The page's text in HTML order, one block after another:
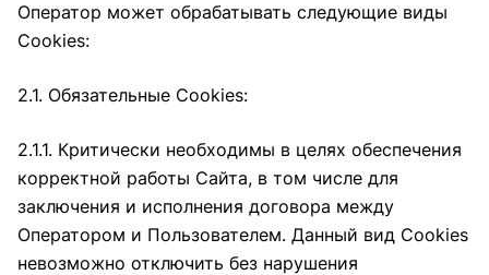
Оператор может обрабатывать следующие виды
Cookies:
2.1. Обязательные Cookies:
2.1.1. Критически необходимы в целях обеспечения
корректной работы Сайта, в том числе для
заключения и исполнения договора между
Оператором и Пользователем. Данный вид Cookies
невозможно отключить без нарушения